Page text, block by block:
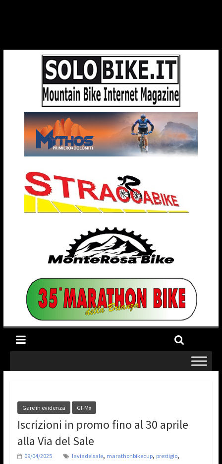
Gare in evidenza Gf-Mx
Iscrizioni in promo fino al 30 aprile
alla Via del Sale
09/04/2025 laviadelsale, marathonbikecup, prestigio,